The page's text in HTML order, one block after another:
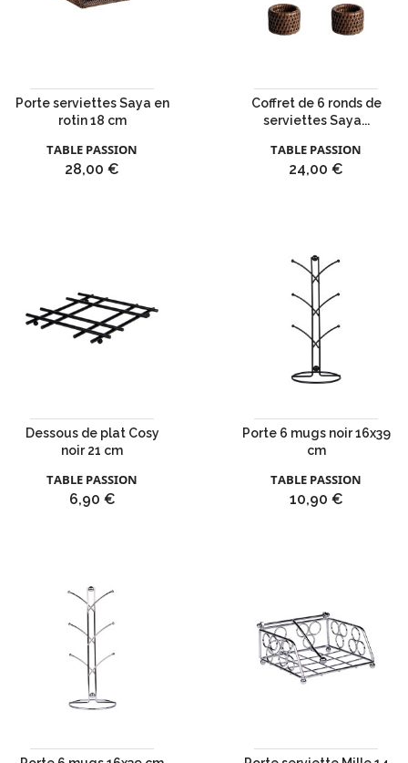
Porte serviettes Saya en
rotin 18 cm
TABLE PASSION
Prix
28,00 €
Coffret de 6 ronds de
serviettes Saya...
TABLE PASSION
Prix
24,00 €
Dessous de plat Cosy
noir 21 cm
TABLE PASSION
Prix
6,90 €
Porte 6 mugs noir 16x39
cm
TABLE PASSION
Prix
10,90 €